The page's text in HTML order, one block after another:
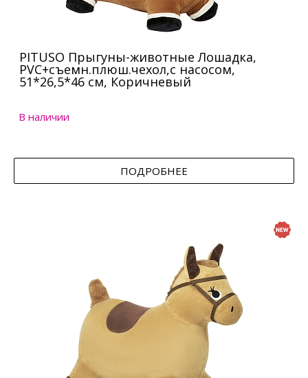
PITUSO Прыгуны-животные Лошадка,
PVC+съемн.плюш.чехол,с насосом,
51*26,5*46 см, Коричневый
В наличии
ПОДРОБНЕЕ